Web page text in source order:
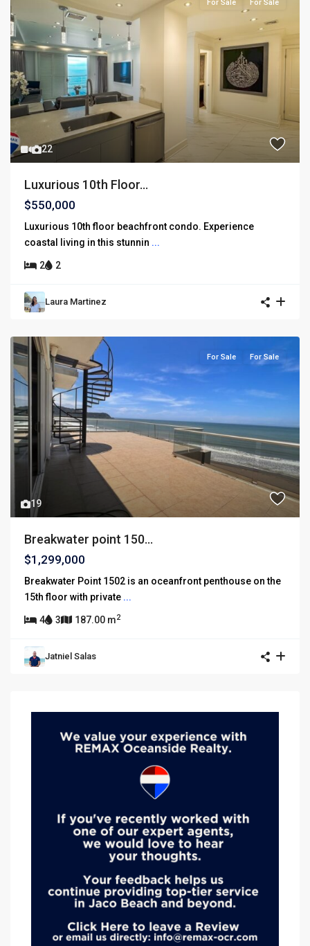
22
For Sale For Sale
Luxurious 10th Floor...
$550,000
Luxurious 10th floor beachfront condo. Experience
coastal living in this stunnin ...
2 2
Laura Martinez
19
For Sale For Sale
Breakwater point 150...
$1,299,000
Breakwater Point 1502 is an oceanfront penthouse on the
15th floor with private ...
4 3 187.00 m2
Jatniel Salas